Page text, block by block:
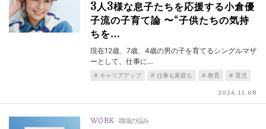
3人3様な息子たちを応援する小倉優
子流の子育て論 〜“子供たちの気持
ちを…
現在12歳、7歳、4歳の男の子を育てるシングルマザ
ーとして、仕事に…
キャリアアップ 仕事も家庭も 教育 育児
2024.11.08
WORK 職場の悩み